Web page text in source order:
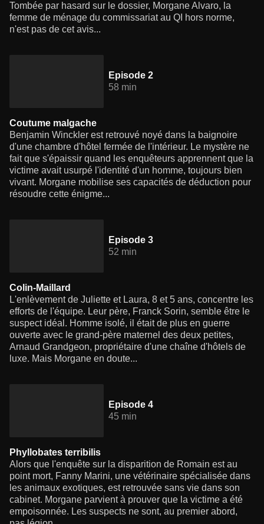
Tombée par hasard sur le dossier, Morgane Alvaro, la
femme de ménage du commissariat au QI hors norme,
n'est pas de cet avis...
Episode 2
58 min
Coutume malgache
Benjamin Winckler est retrouvé noyé dans la baignoire
d'une chambre d'hôtel fermée de l'intérieur. Le mystère ne
fait que s'épaissir quand les enquêteurs apprennent que la
victime avait usurpé l'identité d'un homme, toujours bien
vivant. Morgane mobilise ses capacités de déduction pour
résoudre cette énigme...
Episode 3
52 min
Colin-Maillard
L'enlèvement de Juliette et Laura, 8 et 5 ans, concentre les
efforts de l'équipe. Leur père, Franck Sorin, semble être le
suspect idéal. Homme isolé, il était de plus en guerre
ouverte avec le grand-père maternel des deux petites,
Arnaud Grandgeon, propriétaire d'une chaîne d'hôtels de
luxe. Mais Morgane en doute...
Episode 4
45 min
Phyllobates terribilis
Alors que l'enquête sur la disparition de Romain est au
point mort, Fanny Marini, une vétérinaire spécialisée dans
les animaux exotiques, est retrouvée sans vie dans son
cabinet. Morgane parvient à prouver que la victime a été
empoisonnée. Les suspects ne sont, au premier abord,